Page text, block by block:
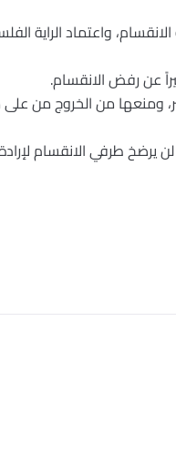
واعتماد الراية
يرضخ طرفي الانقسام